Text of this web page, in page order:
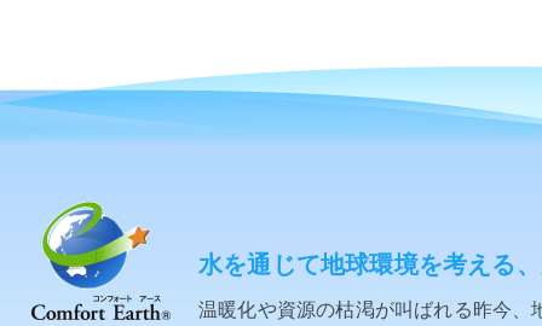
水を通じて地球環境を考える
温暖化や資源の枯渇が叫ばれる昨今